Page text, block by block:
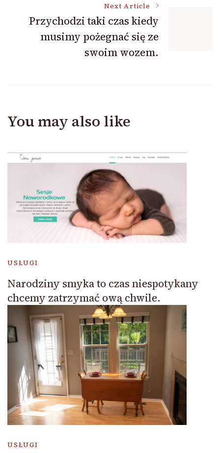
Next Article
Przychodzi taki czas kiedy
musimy pożegnać się ze
swoim wozem.
You may also like
USŁUGI
Narodziny smyka to czas niespotykany
chcemy zatrzymać ową chwile.
USŁUGI